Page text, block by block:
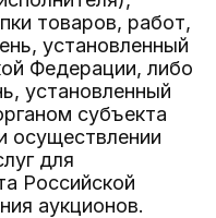
товаров, работ,
установленный
Федерации, либо
установленный
субъекта
осуществлении
для
Российской
аукционов.